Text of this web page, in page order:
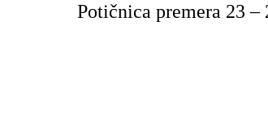
Potičnica premera 23 –